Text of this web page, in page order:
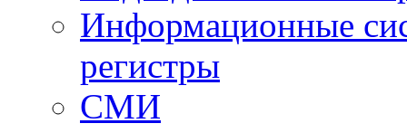
Информационные
регистры
СМИ